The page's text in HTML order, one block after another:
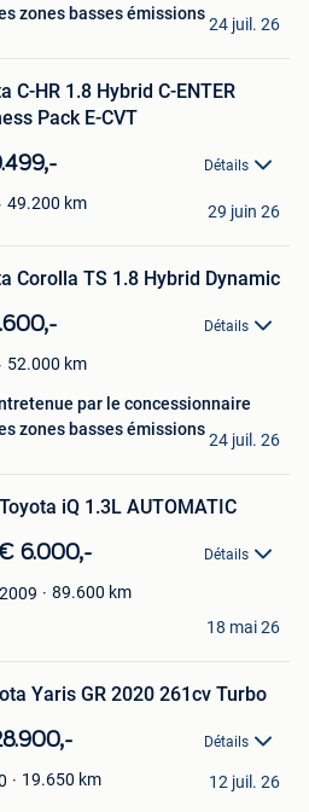
zones basses émissions
24 juil. 26
C-HR 1.8 Hybrid C-ENTER
Pack E-CVT
Détails
49.200 km 29 juin 26
Corolla TS 1.8 Hybrid Dynamic
Détails
52.000 km
par le concessionnaire
zones basses émissions
24 juil. 26
Toyota iQ 1.3L AUTOMATIC
€ 6.000,- Détails
2009 89.600 km
18 mai 26
Yaris GR 2020 261cv Turbo
Détails
19.650 km 12 juil. 26